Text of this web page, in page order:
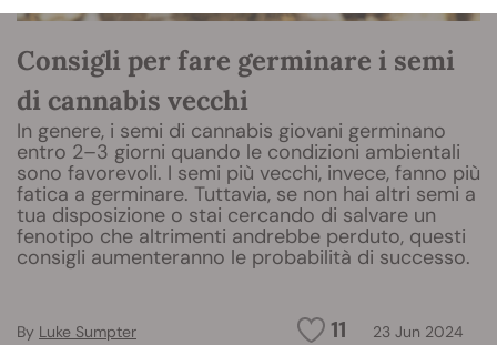
Consigli per fare germinare i semi
di cannabis vecchi
In genere, i semi di cannabis giovani germinano
entro 2–3 giorni quando le condizioni ambientali
sono favorevoli. I semi più vecchi, invece, fanno più
fatica a germinare. Tuttavia, se non hai altri semi a
tua disposizione o stai cercando di salvare un
fenotipo che altrimenti andrebbe perduto, questi
consigli aumenteranno le probabilità di successo.
11 23 Jun 2024
By Luke Sumpter